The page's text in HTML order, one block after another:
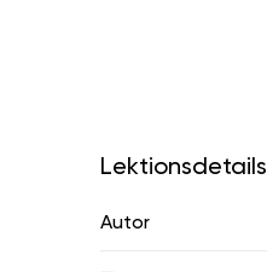
Lektionsdetails
Autor